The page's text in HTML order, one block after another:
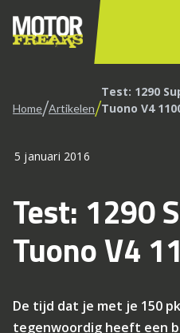
Home/Artikelen/Test: 1290
Tuono V4
5 januari 2016
Test: 1290
Tuono V4
De tijd dat je met je 150
tegenwoordig heeft een